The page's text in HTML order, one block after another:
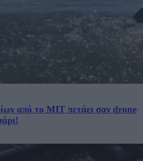
από το MIT πετάει σαν drone